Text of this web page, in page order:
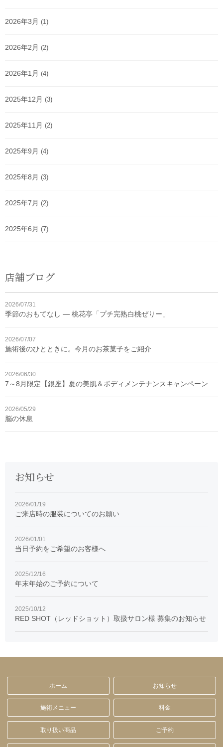
2026年3月 (1)
2026年2月 (2)
2026年1月 (4)
2025年12月 (3)
2025年11月 (2)
2025年9月 (4)
2025年8月 (3)
2025年7月 (2)
2025年6月 (7)
店舗ブログ
2026/07/31
季節のおもてなし ― 桃花亭「プチ完熟白桃ぜりー」
2026/07/07
施術後のひとときに。今月のお茶菓子をご紹介
2026/06/30
7～8月限定【銀座】夏の美肌＆ボディメンテナンスキャンペーン
2026/05/29
脳の休息
お知らせ
2026/01/19
ご来店時の服装についてのお願い
2026/01/01
当日予約をご希望のお客様へ
2025/12/16
年末年始のご予約について
2025/10/12
RED SHOT（レッドショット）取扱サロン様 募集のお知らせ
ホーム お知らせ
施術メニュー 料金
取り扱い商品 ご予約